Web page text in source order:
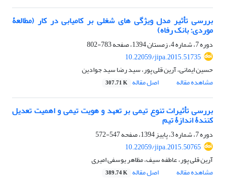
بررسی تأثیر مدل ویژگی‏ های شغلی بر کامیابی در کار (مطالعۀ
موردی: بانک رفاه)
دوره 7، شماره 4، زمستان 1394، صفحه
783-802
10.22059/jipa.2015.51735
حسین ایمانی، آرین قلی پور، سید رضا سید جوادین
مشاهده مقاله
اصل مقاله 307.71 K
بررسی تأثیرات تنوع تیمی بر تعهد و هویت تیمی و اهمیت تعدیل‏
کنندۀ اندازۀ تیم
دوره 7، شماره 3، پاییز 1394، صفحه
547-572
10.22059/jipa.2015.50765
آرین قلی پور، عاطفه سیف، مظاهر یوسفی امیری
مشاهده مقاله
اصل مقاله 389.74 K